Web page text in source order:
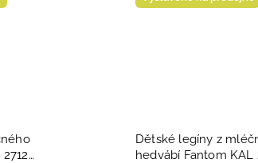
Dětské legíny z mléčného
hedvábí - květa na mentolové